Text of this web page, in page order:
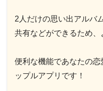
2人だけの思い出アルバ
共有などができるため、
便利な機能であなたの
ップルアプリです！